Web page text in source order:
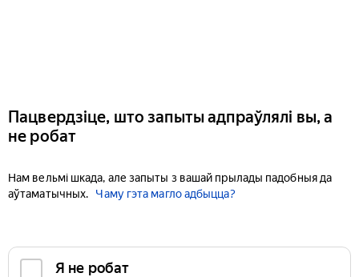
Пацвердзіце, што запыты адпраўлялі вы, а
не робат
Нам вельмі шкада, але запыты з вашай прылады падобныя да
аўтаматычных.
Чаму гэта магло адбыцца?
Я не робат